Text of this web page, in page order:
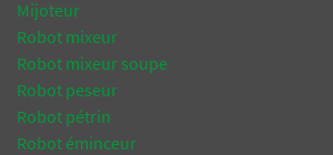
Mijoteur
Robot mixeur
Robot mixeur soupe
Robot peseur
Robot pétrin
Robot éminceur